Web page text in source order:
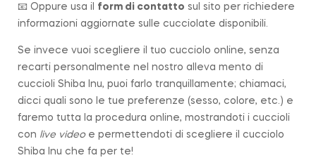
📧 Oppure usa il form di contatto sul sito per richiedere
informazioni aggiornate sulle cucciolate disponibili.
Se invece vuoi scegliere il tuo cucciolo online, senza
recarti personalmente nel nostro alleva mento di
cuccioli Shiba Inu, puoi farlo tranquillamente; chiamaci,
dicci quali sono le tue preferenze (sesso, colore, etc.) e
faremo tutta la procedura online, mostrandoti i cuccioli
con live videoe permettendoti di scegliere il cucciolo
Shiba Inu che fa per te!